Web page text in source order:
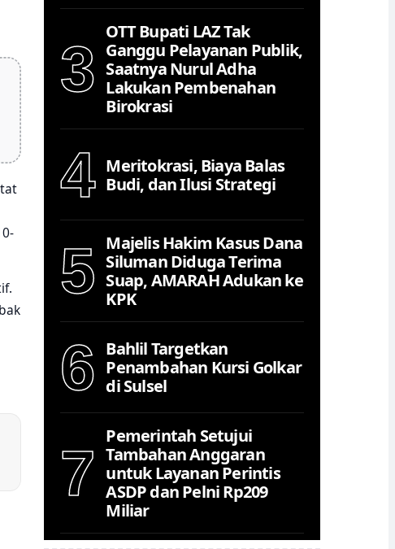
3
OTT Bupati LAZ Tak
Ganggu Pelayanan Publik,
Saatnya Nurul Adha
Lakukan Pembenahan
Birokrasi
4
Meritokrasi, Biaya Balas
Budi, dan Ilusi Strategi
5
Majelis Hakim Kasus Dana
Siluman Diduga Terima
Suap, AMARAH Adukan ke
KPK
6
Bahlil Targetkan
Penambahan Kursi Golkar
di Sulsel
7
Pemerintah Setujui
Tambahan Anggaran
untuk Layanan Perintis
ASDP dan Pelni Rp209
Miliar